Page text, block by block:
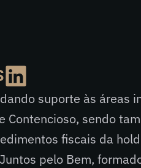
suporte às áreas
Contencioso, sendo
fiscais da
pelo Bem,